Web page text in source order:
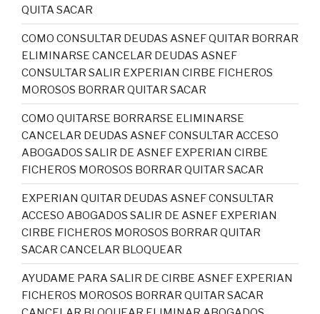
QUITA SACAR
COMO CONSULTAR DEUDAS ASNEF QUITAR BORRAR
ELIMINARSE CANCELAR DEUDAS ASNEF
CONSULTAR SALIR EXPERIAN CIRBE FICHEROS
MOROSOS BORRAR QUITAR SACAR
COMO QUITARSE BORRARSE ELIMINARSE
CANCELAR DEUDAS ASNEF CONSULTAR ACCESO
ABOGADOS SALIR DE ASNEF EXPERIAN CIRBE
FICHEROS MOROSOS BORRAR QUITAR SACAR
EXPERIAN QUITAR DEUDAS ASNEF CONSULTAR
ACCESO ABOGADOS SALIR DE ASNEF EXPERIAN
CIRBE FICHEROS MOROSOS BORRAR QUITAR
SACAR CANCELAR BLOQUEAR
AYUDAME PARA SALIR DE CIRBE ASNEF EXPERIAN
FICHEROS MOROSOS BORRAR QUITAR SACAR